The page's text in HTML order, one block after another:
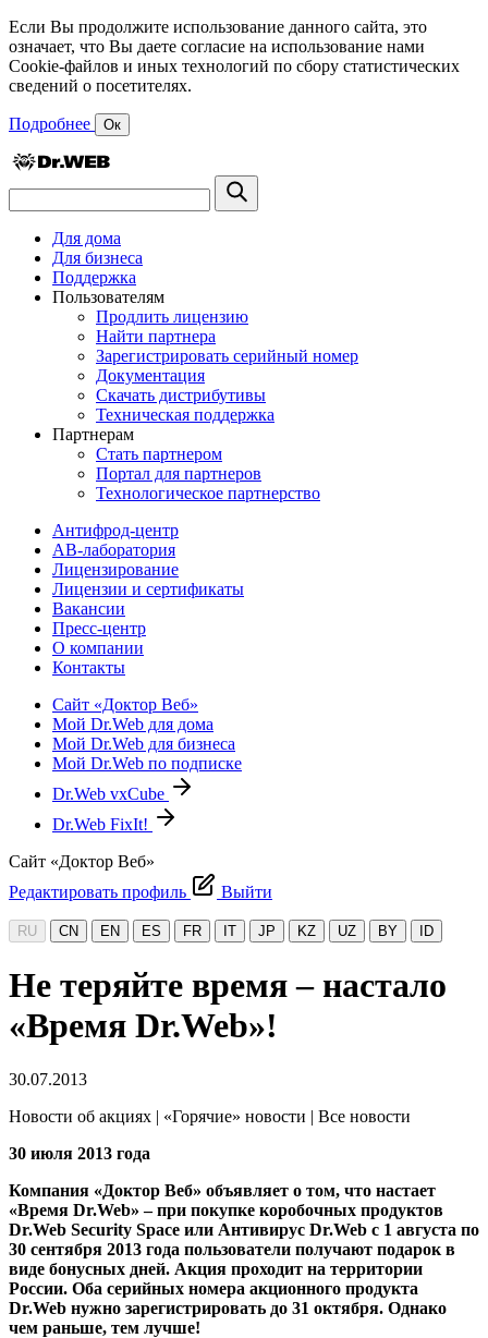
Если Вы продолжите использование данного сайта, это
означает, что Вы даете согласие на использование нами
Cookie-файлов и иных технологий по сбору статистических
сведений о посетителях.
Подробнее Ок
Для дома
Для бизнеса
Поддержка
Пользователям
Продлить лицензию
Найти партнера
Зарегистрировать серийный номер
Документация
Скачать дистрибутивы
Техническая поддержка
Партнерам
Стать партнером
Портал для партнеров
Технологическое партнерство
Антифрод-центр
АВ-лаборатория
Лицензирование
Лицензии и сертификаты
Вакансии
Пресс-центр
О компании
Контакты
Сайт «Доктор Веб»
Мой Dr.Web для дома
Мой Dr.Web для бизнеса
Мой Dr.Web по подписке
Dr.Web vxCube
Dr.Web FixIt!
Сайт «Доктор Веб»
Редактировать профиль
Выйти
RU CN EN ES FR IT JP KZ UZ BY ID
Не теряйте время – настало
«Время Dr.Web»!
30.07.2013
Новости об акциях | «Горячие» новости | Все новости
30 июля 2013 года
Компания «Доктор Веб» объявляет о том, что настает
«Время Dr.Web» – при покупке коробочных продуктов
Dr.Web Security Space или Антивирус Dr.Web с 1 августа по
30 сентября 2013 года пользователи получают подарок в
виде бонусных дней. Акция проходит на территории
России. Оба серийных номера акционного продукта
Dr.Web нужно зарегистрировать до 31 октября. Однако
чем раньше, тем лучше!